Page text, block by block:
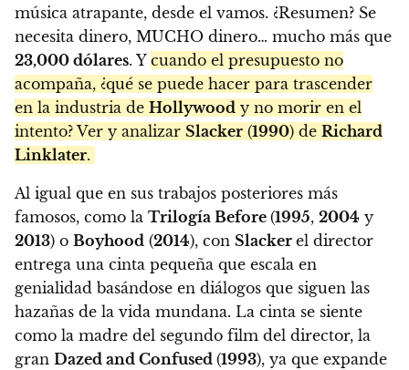
música atrapante, desde el vamos. ¿Resumen? Se
necesita dinero, MUCHO dinero… mucho más que
23,000 dólares. Y cuando el presupuesto no
acompaña, ¿qué se puede hacer para trascender
en la industria de Hollywood y no morir en el
intento? Ver y analizar Slacker (1990) de Richard
Linklater.
Al igual que en sus trabajos posteriores más
famosos, como la Trilogía Before (1995, 2004 y
2013) o Boyhood (2014), con Slacker el director
entrega una cinta pequeña que escala en
genialidad basándose en diálogos que siguen las
hazañas de la vida mundana. La cinta se siente
como la madre del segundo film del director, la
gran Dazed and Confused (1993), ya que expande